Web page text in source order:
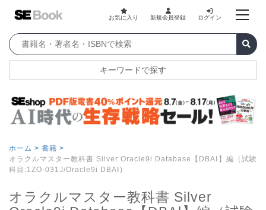
お気に入り 新規会員登録 ログイン
キーワードで探す
ホーム > 書籍 >
オラクルマスター教科書 Silver Oracle9i Database【DBAⅠ】編（試験
科目:1ZO-031J/Oracle9i DBAⅠ)
オラクルマスター教科書 Silver